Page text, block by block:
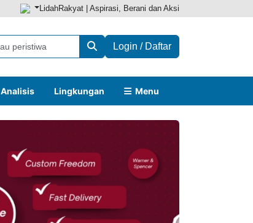
LidahRakyat | Aspirasi, Berani dan Aksi
Login / Daftar
Analisis Lingkungan Menu